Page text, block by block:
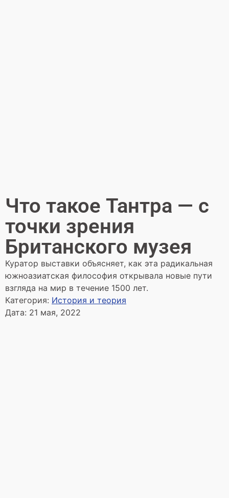
Что такое Тантра — с
точки зрения
Британского музея
Куратор выставки объясняет, как эта радикальная
южноазиатская философия открывала новые пути
взгляда на мир в течение 1500 лет.
Категория: История и теория
Дата: 21 мая, 2022